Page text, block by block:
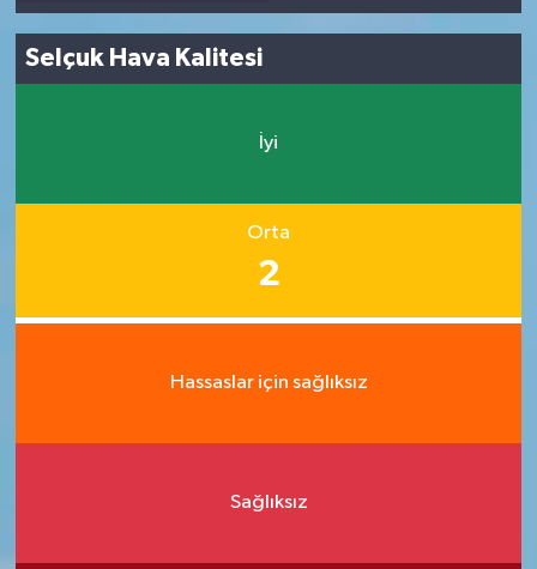
Selçuk Hava Kalitesi
İyi
Orta
2
Hassaslar için sağlıksız
Sağlıksız